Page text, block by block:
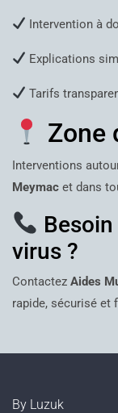
Intervention à
Explications
Tarifs
Zone
Interventions
Meymac et dans
virus ?
Contactez Aides
rapide, sécurisé et
By Luzuk